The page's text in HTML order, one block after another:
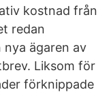
kostnad från
redan
ägaren av
Liksom för
förknippade